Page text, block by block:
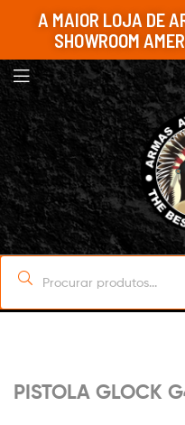
A MAIOR LOJA DE
SHOWROOM
PISTOLA GLOCK